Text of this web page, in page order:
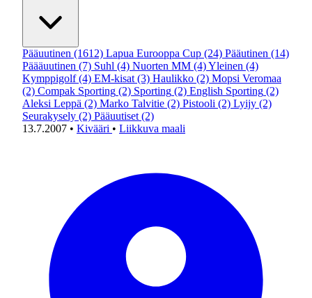
Pääuutinen (1612) Lapua Eurooppa Cup (24) Pääutinen (14)
Päääuutinen (7) Suhl (4) Nuorten MM (4)Yleinen (4)
Kymppigolf (4) EM-kisat (3) Haulikko (2) Mopsi Veromaa
(2) Compak Sporting (2) Sporting (2) English Sporting (2)
Aleksi Leppä (2) Marko Talvitie (2) Pistooli (2) Lyijy (2)
Seurakysely (2) Pääuutiset (2)
13.7.2007 • Kivääri • Liikkuva maali